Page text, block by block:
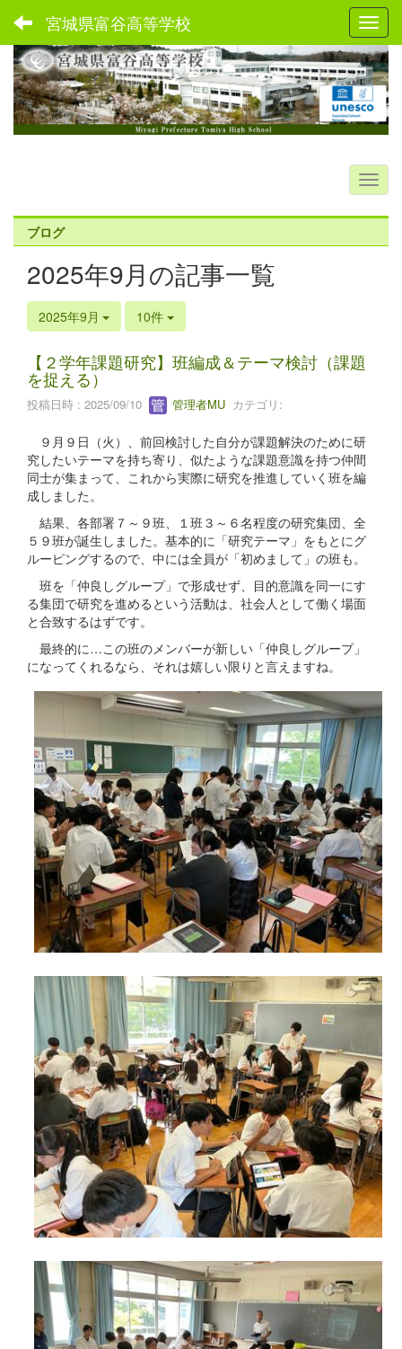
宮城県富谷高等学校
ブログ
2025年9月の記事一覧
2025年9月 10件
【２学年課題研究】班編成＆テーマ検討（課題
を捉える）
投稿日時 : 2025/09/10 管理者MU カテゴリ:
９月９日（火）、前回検討した自分が課題解決のために研
究したいテーマを持ち寄り、似たような課題意識を持つ仲間
同士が集まって、これから実際に研究を推進していく班を編
成しました。
結果、各部署７～９班、１班３～６名程度の研究集団、全
５９班が誕生しました。基本的に「研究テーマ」をもとにグ
ルーピングするので、中には全員が「初めまして」の班も。
班を「仲良しグループ」で形成せず、目的意識を同一にす
る集団で研究を進めるという活動は、社会人として働く場面
と合致するはずです。
最終的に…この班のメンバーが新しい「仲良しグループ」
になってくれるなら、それは嬉しい限りと言えますね。